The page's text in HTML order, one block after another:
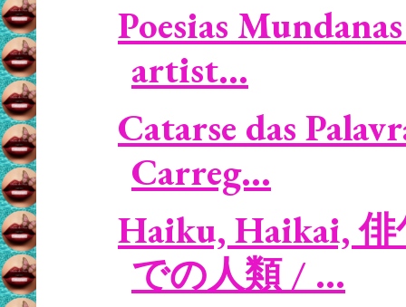
Poesias
artist...
Catarse das
Carreg...
Haiku, Haikai, 俳
での人類 / ...